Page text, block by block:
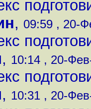
, 09:59 , 20-
, 10:14 , 20-
, 10:31 , 20-